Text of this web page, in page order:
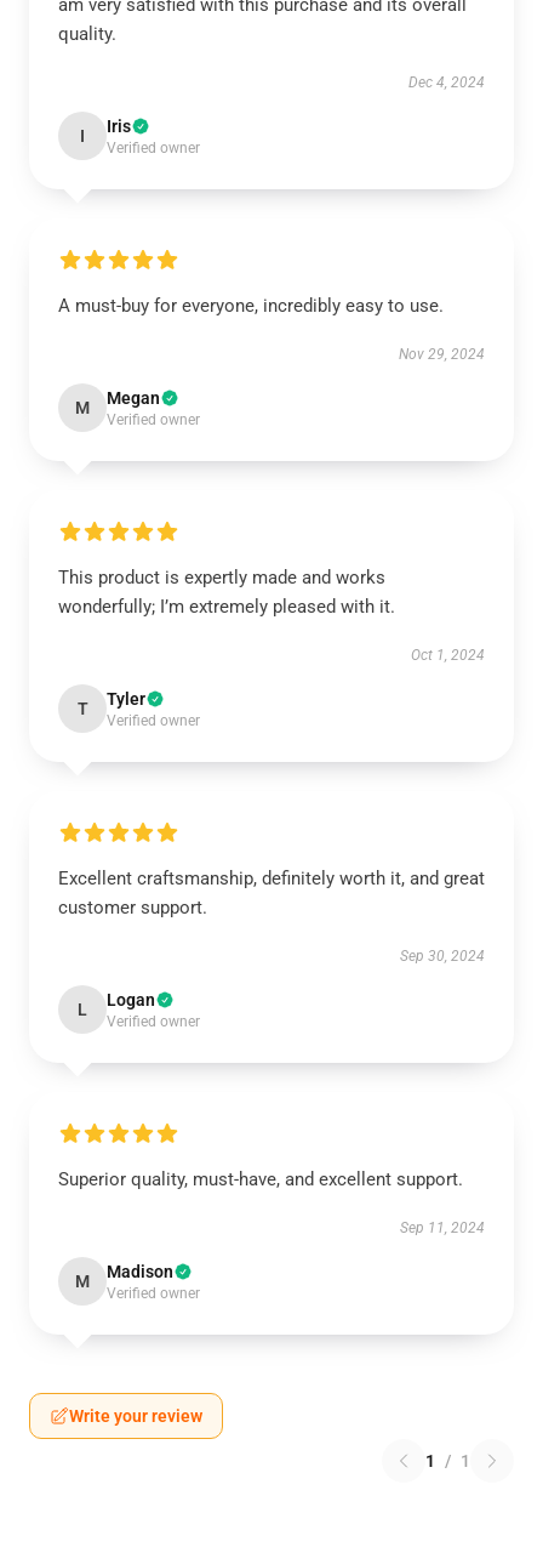
am very satisfied with this purchase and its overall
quality.
Dec 4, 2024
I Iris
Verified owner
A must-buy for everyone, incredibly easy to use.
Nov 29, 2024
M Megan
Verified owner
This product is expertly made and works
wonderfully; I’m extremely pleased with it.
Oct 1, 2024
T Tyler
Verified owner
Excellent craftsmanship, definitely worth it, and great
customer support.
Sep 30, 2024
L Logan
Verified owner
Superior quality, must-have, and excellent support.
Sep 11, 2024
M Madison
Verified owner
Write your review
1 / 1